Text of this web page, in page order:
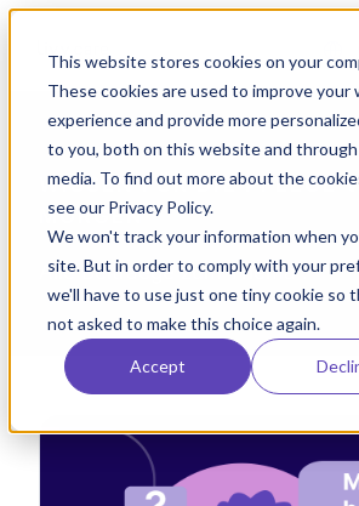
This website stores cookies on your
These cookies are used to improve your
experience and provide more
to you, both on this website and
media. To find out more about the
see our Privacy Policy.
We won't track your information when
site. But in order to comply with your
we'll have to use just one tiny cookie so
not asked to make this choice again.
Accept
WISSEN FÜR DIE PFLEGE
MORGEN
Alle Beitraege zum Thema .